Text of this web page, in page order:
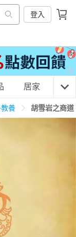
登入
居家 3C
養 胡雪岩之商道